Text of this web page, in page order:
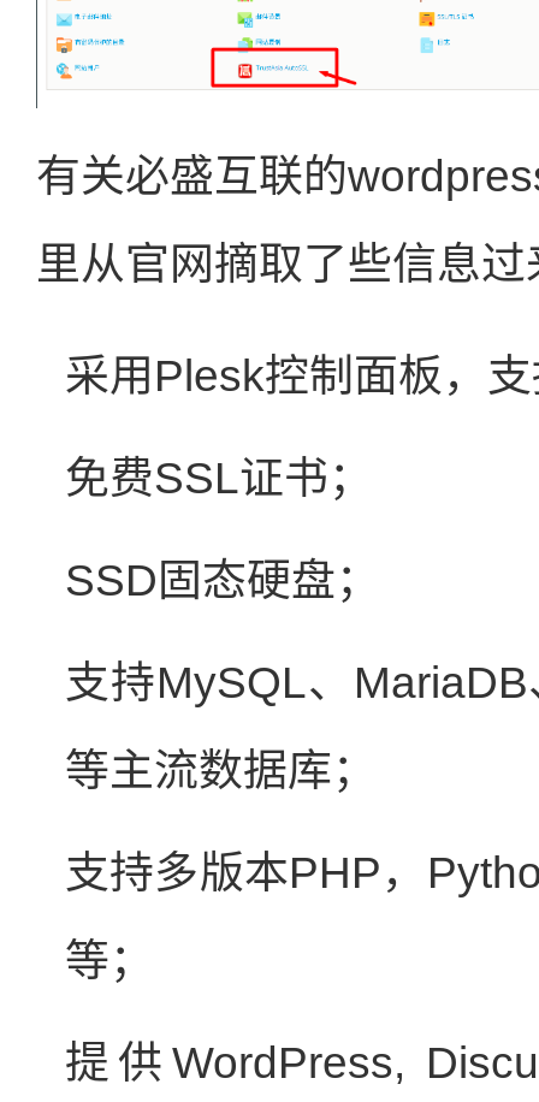
有关必盛互联的
里从官网摘取了些信息
采用Plesk控制面板，
免费SSL证书；
SSD固态硬盘；
支持MySQL、
等主流数据库；
支持多版本PHP，
等；
提供WordPress,